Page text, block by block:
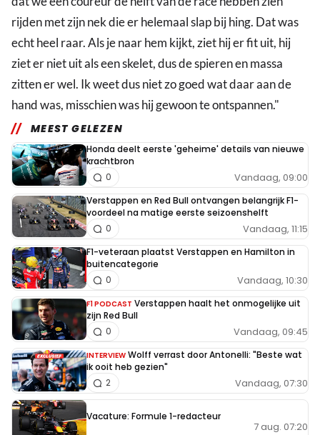
rijden met zijn nek die er helemaal slap bij hing. Dat was
echt heel raar. Als je naar hem kijkt, ziet hij er fit uit, hij
ziet er niet uit als een skelet, dus de spieren en massa
zitten er wel. Ik weet dus niet zo goed wat daar aan de
hand was, misschien was hij gewoon te ontspannen."
MEEST GELEZEN
Honda deelt eerste 'geheime' details van nieuwe
krachtbron
Vandaag, 09:00
0
Verstappen en Red Bull ontvangen belangrijk F1-
voordeel na matige eerste seizoenshelft
Vandaag, 11:15
0
F1-veteraan plaatst Verstappen en Hamilton in
buitencategorie
Vandaag, 10:30
0
F1 PODCAST Verstappen haalt het onmogelijke uit
zijn Red Bull
Vandaag, 09:45
0
INTERVIEW Wolff verrast door Antonelli: "Beste wat
ik ooit heb gezien"
Vandaag, 07:30
2
Vacature: Formule 1-redacteur
7 aug. 07:20